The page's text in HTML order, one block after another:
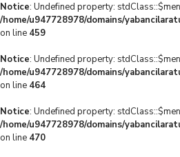
Notice: Undefined property:
/home/u947728978/domains/
on line 459
Notice: Undefined property:
/home/u947728978/domains/
on line 464
Notice: Undefined property:
/home/u947728978/domains/
on line 470